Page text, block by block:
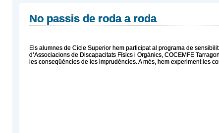
No passis de roda a roda
Els alumnes de Cicle Superior hem participat al programa de
d’Associacions de Discapacitats Físics i Orgànics, COCEMFE
les conseqüències de les imprudències. A més, hem experiment les